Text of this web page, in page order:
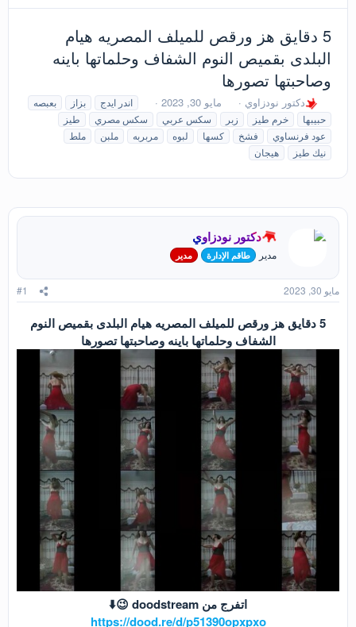
5 دقايق هز ورقص للميلف المصريه هيام
البلدى بقميص النوم الشفاف وحلماتها باينه
وصاحبتها تصورها
ب
ا
د
ئ
ا
ض
و
ع
دكتور نودزاوي
ت
ا
ر
ي
د
مايو 30, 2023
ا
ل
و
س
اندر ايدج بزاز
بعبصه
حبيبها
خرم طيز زبر سكس عربي سكس مصري
طيز
عود فرنساوي
فشخ كسها لبوه مربربه ملبن
ملط
نيك طيز
هيجان
دكتور نودزاوي
مدير طاقم الإدارة مدير
مايو 30, 2023 #1
5 دقايق هز ورقص للميلف المصريه هيام البلدى بقميص النوم
الشفاف وحلماتها باينه وصاحبتها تصورها
اتفرج من doodstream 😉⬇️
https://dood.re/d/p51390opxpxo